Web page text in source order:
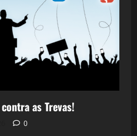
as Trevas!
0